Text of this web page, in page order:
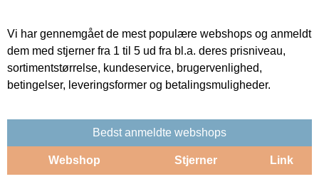
Vi har gennemgået de mest populære webshops og anmeldt
dem med stjerner fra 1 til 5 ud fra bl.a. deres prisniveau,
sortimentstørrelse, kundeservice, brugervenlighed,
betingelser, leveringsformer og betalingsmuligheder.
Bedst anmeldte webshops
Webshop Stjerner Link